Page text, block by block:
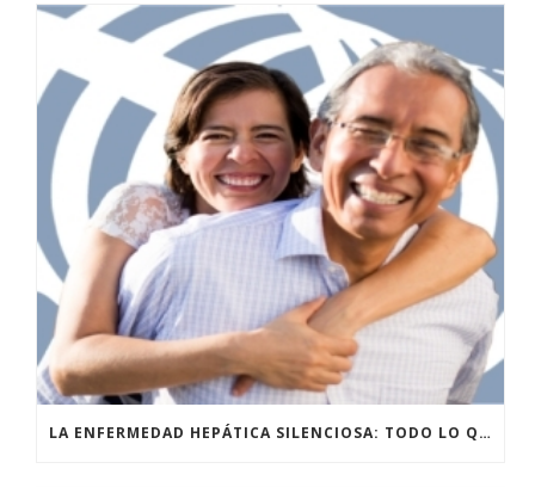
LA ENFERMEDAD HEPÁTICA SILENCIOSA: TODO LO QUE DEBES SABER SOBRE LA ESTEATOSIS HEPÁTICA